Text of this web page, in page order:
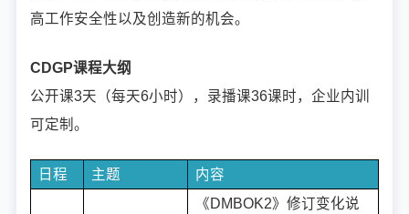
高工作安全性以及创造新的机会。
CDGP课程大纲
公开课3天（每天6小时），录播课36课时，企业内训
可定制。
日程 主题 内容
《DMBOK2》修订变化说